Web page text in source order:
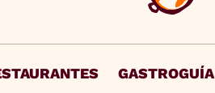
GASTROGUÍA